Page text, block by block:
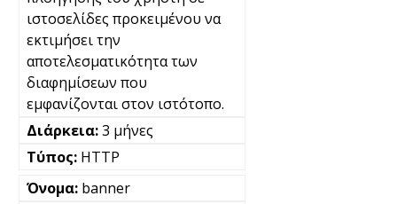
ιστοσελίδες προκειμένου να
εκτιμήσει την
αποτελεσματικότητα των
διαφημίσεων που
εμφανίζονται στον ιστότοπο.
3 μήνες
HTTP
banner